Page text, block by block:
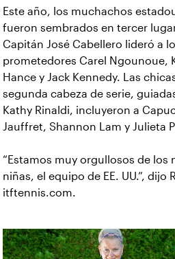
Este año, los muchachos
fueron sembrados en tercer
Capitán José Cabellero lideró a
prometedores Carel Ngounoue,
Hance y Jack Kennedy. Las
segunda cabeza de serie,
Kathy Rinaldi, incluyeron a
Jauffret, Shannon Lam y Julieta
“Estamos muy orgullosos de los
niñas, el equipo de EE. UU.”, dijo
itftennis.com.